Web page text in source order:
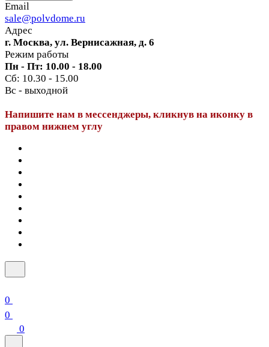
Email
sale@polvdome.ru
Адрес
г. Москва, ул. Вернисажная, д. 6
Режим работы
Пн - Пт: 10.00 - 18.00
Сб: 10.30 - 15.00
Вс - выходной
Напишите нам в мессенджеры, кликнув на иконку в
правом нижнем углу
0
0
0